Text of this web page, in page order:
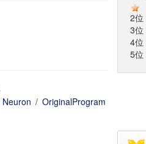
Neuron / OriginalProgram
2位
3位
4位
5位